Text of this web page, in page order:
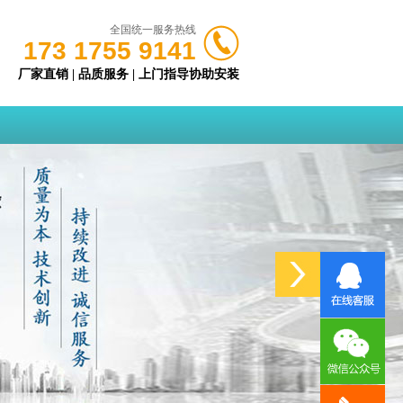
全国统一服务热线
173 1755 9141
厂家直销 | 品质服务 | 上门指导协助安装